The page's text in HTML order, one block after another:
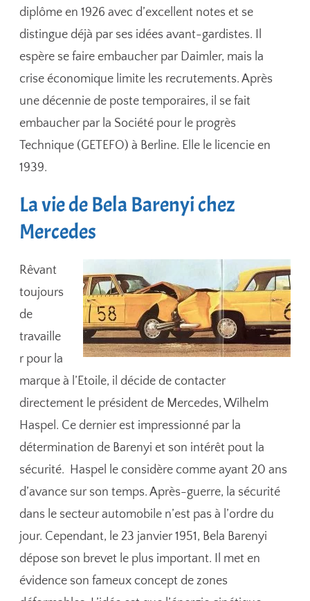
diplôme en 1926 avec d’excellent notes et se
distingue déjà par ses idées avant-gardistes. Il
espère se faire embaucher par Daimler, mais la
crise économique limite les recrutements. Après
une décennie de poste temporaires, il se fait
embaucher par la Société pour le progrès
Technique (GETEFO) à Berline. Elle le licencie en
1939.
La vie de Bela Barenyi chez
Mercedes
Rêvant
toujours
de
travaille
r pour la
marque à l’Etoile, il décide de contacter
directement le président de Mercedes, Wilhelm
Haspel. Ce dernier est impressionné par la
détermination de Barenyi et son intérêt pout la
sécurité. Haspel le considère comme ayant 20 ans
d’avance sur son temps. Après-guerre, la sécurité
dans le secteur automobile n’est pas à l’ordre du
jour. Cependant, le 23 janvier 1951, Bela Barenyi
dépose son brevet le plus important. Il met en
évidence son fameux concept de zones